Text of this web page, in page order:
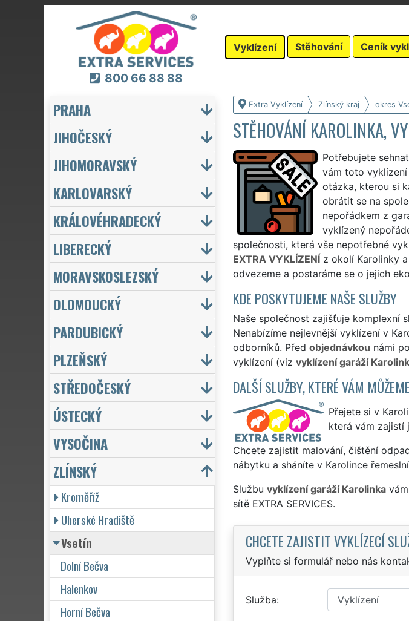
800 66 88 88
Vyklízení Stěhování Ceník
Extra Vyklízení Zlínský kraj okres
STĚHOVÁNÍ KAROLINKA,
Potřebujete
vám toto vyklízení
otázka, kterou si
obrátit se na
nepořádkem z
vyklízený
společnosti, která vše nepotřebné
EXTRA VYKLÍZENÍz okolí Karolinky a
odvezeme a postaráme se o jejich
KDE POSKYTUJEME NAŠE SLUŽBY
Naše společnost zajišťuje komplexní
Nenabízíme nejlevnější vyklízení v
odborníků. Před objednávkou námi
vyklízení (viz vyklízení garáží
DALŠÍ SLUŽBY, KTERÉ VÁM
Přejete si v
která vám zajistí
Chcete zajistit malování, čištění
nábytku a sháníte v Karolince
Službu vyklízení garáží Karolinkavám
sítě EXTRA SERVICES.
CHCETE ZAJISTIT VYKLÍZECÍ
Vyplňte si formulář nebo nás
Služba
PRAHA
JIHOČESKÝ
JIHOMORAVSKÝ
KARLOVARSKÝ
KRÁLOVÉHRADECKÝ
LIBERECKÝ
MORAVSKOSLEZSKÝ
OLOMOUCKÝ
PARDUBICKÝ
PLZEŇSKÝ
STŘEDOČESKÝ
ÚSTECKÝ
VYSOČINA
ZLÍNSKÝ
Kroměříž
Uherské Hradiště
Vsetín
Dolní Bečva
Halenkov
Horní Bečva